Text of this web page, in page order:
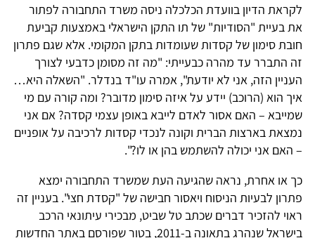
לקראת הדיון בוועדת הכלכלה ניסה משרד התחבורה לפתור
את בעיית "הסודיות" של תו התקן הישראלי באמצעות קביעת
חובת סימון של קסדות שעומדות בתקן המקומי. אלא שגם פתרון
זה התברר עד מהרה כבעייתי: "מה זה מסומן כדבעי לצורך
העניין הזה, אני לא יודעת", אמרה עו"ד בנדלר. "השאלה היא…
איך הוא (הרוכב) יידע על איזה סימון מדובר? ומה קורה עם מי
שמייבא – האם אסור לאדם לייבא באופן עצמי קסדה? אם אני
נמצאת בארצות הברית וקונה לנכדי קסדות לרכיבה על אופניים
– האם אני יכולה להשתמש בהן או לו?".
כך או אחרת, נראה שהגיעה העת שמשרד התחבורה ימצא
פתרון לבעיות הניסוח ויאסור חבישה של "קסדת חצי". בעניין זה
ראוי להזכיר דברים שכתב טל שביט, מבכירי עיתונאי הרכב
בישראל שנהרג בתאונה ב-2011, בטור שפורסם באתר החדשות